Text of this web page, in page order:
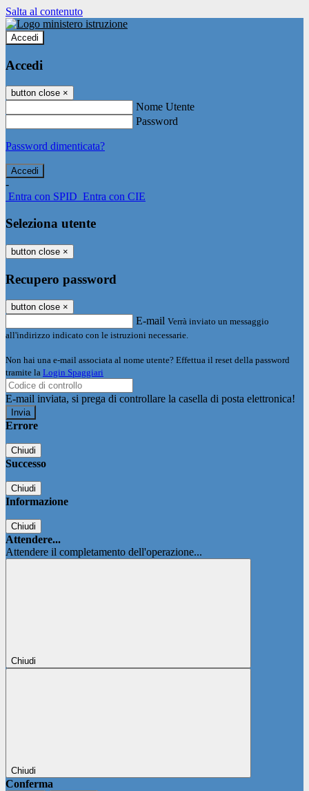
Salta al contenuto
Accedi
Accedi
button close ×
Nome Utente
Password
Password dimenticata?
-
Entra con SPID Entra con CIE
Seleziona utente
button close ×
Recupero password
button close ×
E-mail Verrà inviato un messaggio
all'indirizzo indicato con le istruzioni necessarie.
Non hai una e-mail associata al nome utente? Effettua il reset della password
tramite la Login Spaggiari
E-mail inviata, si prega di controllare la casella di posta elettronica!
Errore
Chiudi
Successo
Chiudi
Informazione
Chiudi
Attendere...
Attendere il completamento dell'operazione...
Chiudi
Chiudi
Conferma